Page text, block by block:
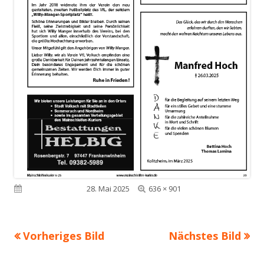
Veröffentlicht am28. Mai 2025
Volle
636 × 901
Vorheriges Bild Nächstes Bild